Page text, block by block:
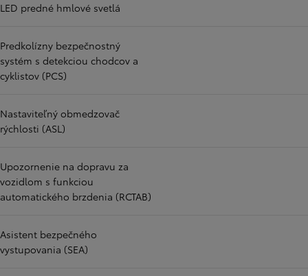
LED predné hmlové svetlá
Predkolízny bezpečnostný
systém s detekciou chodcov a
cyklistov (PCS)
Nastaviteľný obmedzovač
rýchlosti (ASL)
Upozornenie na dopravu za
vozidlom s funkciou
automatického brzdenia (RCTAB)
Asistent bezpečného
vystupovania (SEA)